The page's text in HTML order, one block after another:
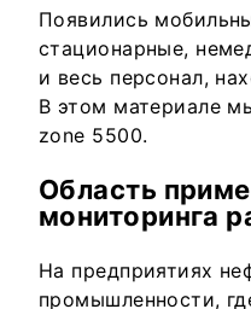
Появились
стационарные,
и весь персонал,
В этом материале
zone 5500.
Область
мониторинга
На предприятиях
промышленности,